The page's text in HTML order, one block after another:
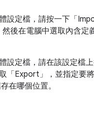
設定檔，請按一下「
然後在電腦中選取內含定
設定檔，請在該設定檔
「Export」
，並指定要
在哪個位置。